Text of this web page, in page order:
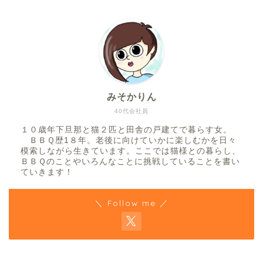
40代会社員
みそかりん
１０歳年下旦那と猫２匹と田舎の戸建てで暮らす女。
ＢＢＱ歴1８年。老後に向けていかに楽しむかを日々
模索しながら生きています。ここでは猫様との暮らし、
ＢＢＱのことやいろんなことに挑戦していることを書い
ていきます！
＼ Follow me ／